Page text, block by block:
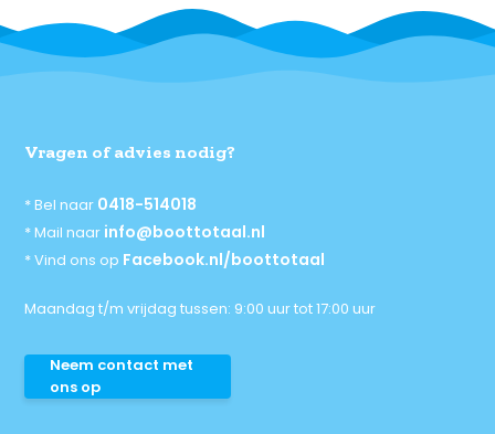
Vragen of advies nodig?
* Bel naar 0418-514018
* Mail naar info@boottotaal.nl
* Vind ons op Facebook.nl/boottotaal
Maandag t/m vrijdag tussen: 9:00 uur tot 17:00 uur
Neem contact met
ons op